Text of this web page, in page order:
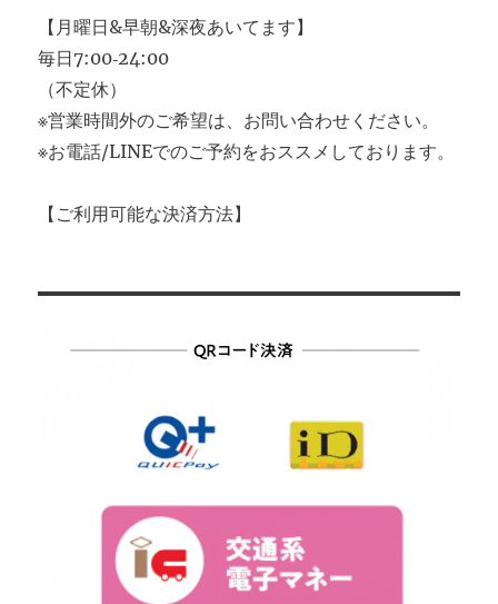
【月曜日&早朝&深夜あいてます】
毎日7:00‐24:00
（不定休）
※営業時間外のご希望は、お問い合わせください。
※お電話/LINEでのご予約をおススメしております。
【ご利用可能な決済方法】